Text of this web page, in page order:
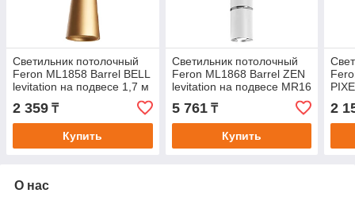
Светильник потолочный
Feron ML1858 Barrel BELL
levitation на подвесе 1,7 м
MR16 35W 230V, золото
черный
2 359 ₸
Купить
Светильник потолочный
Feron ML1868 Barrel ZEN
levitation на подвесе MR16
35W 230V, белый, хром,
55*180
5 761₸
Купить
2
О нас